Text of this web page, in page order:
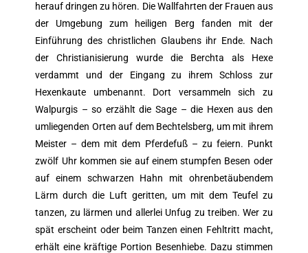
herauf dringen zu hören. Die Wallfahrten der Frauen aus
der Umgebung zum heiligen Berg fanden mit der
Einführung des christlichen Glaubens ihr Ende. Nach
der Christianisierung wurde die Berchta als Hexe
verdammt und der Eingang zu ihrem Schloss zur
Hexenkaute umbenannt. Dort versammeln sich zu
Walpurgis – so erzählt die Sage – die Hexen aus den
umliegenden Orten auf dem Bechtelsberg, um mit ihrem
Meister – dem mit dem Pferdefuß – zu feiern. Punkt
zwölf Uhr kommen sie auf einem stumpfen Besen oder
auf einem schwarzen Hahn mit ohrenbetäubendem
Lärm durch die Luft geritten, um mit dem Teufel zu
tanzen, zu lärmen und allerlei Unfug zu treiben. Wer zu
spät erscheint oder beim Tanzen einen Fehltritt macht,
erhält eine kräftige Portion Besenhiebe. Dazu stimmen